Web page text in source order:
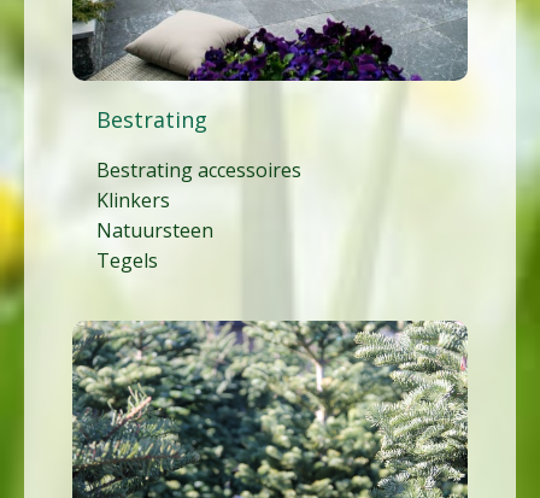
Bestrating
Bestrating accessoires
Klinkers
Natuursteen
Tegels